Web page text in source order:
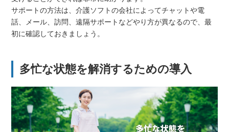
サポートの方法は、介護ソフトの会社によってチャットや電
話、メール、訪問、遠隔サポートなどやり方が異なるので、最
初に確認しておきましょう。
多忙な状態を解消するための導入